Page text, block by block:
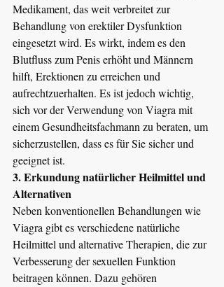
Medikament, das weit verbreitet zur
Behandlung von erektiler Dysfunktion
eingesetzt wird. Es wirkt, indem es den
Blutfluss zum Penis erhöht und Männern
hilft, Erektionen zu erreichen und
aufrechtzuerhalten. Es ist jedoch wichtig,
sich vor der Verwendung von Viagra mit
einem Gesundheitsfachmann zu beraten, um
sicherzustellen, dass es für Sie sicher und
geeignet ist.
3. Erkundung natürlicher Heilmittel und
Alternativen
Neben konventionellen Behandlungen wie
Viagra gibt es verschiedene natürliche
Heilmittel und alternative Therapien, die zur
Verbesserung der sexuellen Funktion
beitragen können. Dazu gehören